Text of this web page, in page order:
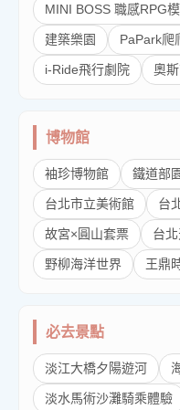
MINI BOSS 職感RPG
建築樂園 PaPark爬
i-Ride飛行劇院 奧
博物館
袖珍博物館 鐵道部
台北市立美術館 台
故宮×圓山套票 台
野柳海洋世界 王鼎
必去景點
淡江大橋夕陽遊河
淡水馬術沙灘騎乘體驗